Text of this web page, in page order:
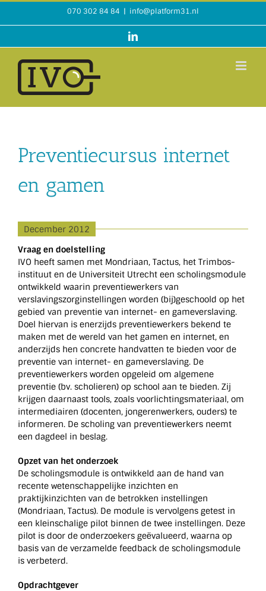
Ga
070 302 84 84 | info@platform31.nl
LinkedIn
Preventiecursus internet
en gamen
December 2012
Vraag en doelstelling
IVO heeft samen met Mondriaan, Tactus, het Trimbos-
instituut en de Universiteit Utrecht een scholingsmodule
ontwikkeld waarin preventiewerkers van
verslavingszorginstellingen worden (bij)geschoold op het
gebied van preventie van internet- en gameverslaving.
Doel hiervan is enerzijds preventiewerkers bekend te
maken met de wereld van het gamen en internet, en
anderzijds hen concrete handvatten te bieden voor de
preventie van internet- en gameverslaving. De
preventiewerkers worden opgeleid om algemene
preventie (bv. scholieren) op school aan te bieden. Zij
krijgen daarnaast tools, zoals voorlichtingsmateriaal, om
intermediairen (docenten, jongerenwerkers, ouders) te
informeren. De scholing van preventiewerkers neemt
een dagdeel in beslag.
Opzet van het onderzoek
De scholingsmodule is ontwikkeld aan de hand van
recente wetenschappelijke inzichten en
praktijkinzichten van de betrokken instellingen
(Mondriaan, Tactus). De module is vervolgens getest in
een kleinschalige pilot binnen de twee instellingen. Deze
pilot is door de onderzoekers geëvalueerd, waarna op
basis van de verzamelde feedback de scholingsmodule
is verbeterd.
Opdrachtgever